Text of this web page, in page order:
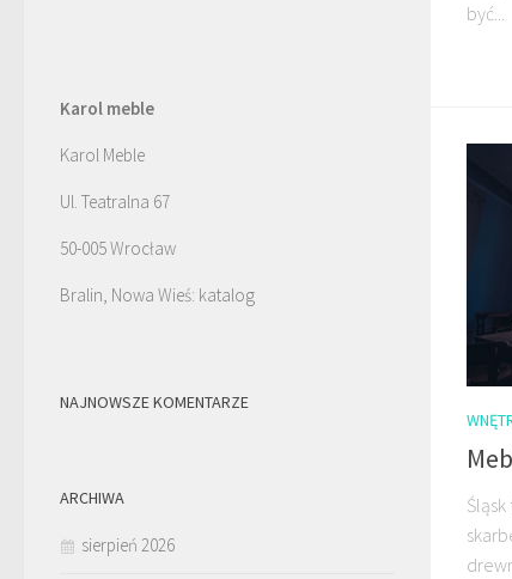
być...
Karol meble
Karol Meble
Ul. Teatralna 67
50-005 Wrocław
Bralin, Nowa Wieś: katalog
NAJNOWSZE KOMENTARZE
ARCHIWA
sierpień 2026